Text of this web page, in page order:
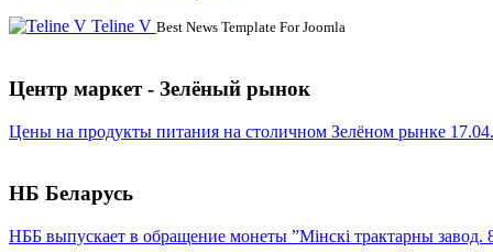
Teline V Best News Template For Joomla
Центр маркет - Зелёный рынок
Цены на продукты питания на столичном Зелёном рынке
НБ Беларусь
НББ выпускает в обращение монеты ”Мінскі трактарны завод.